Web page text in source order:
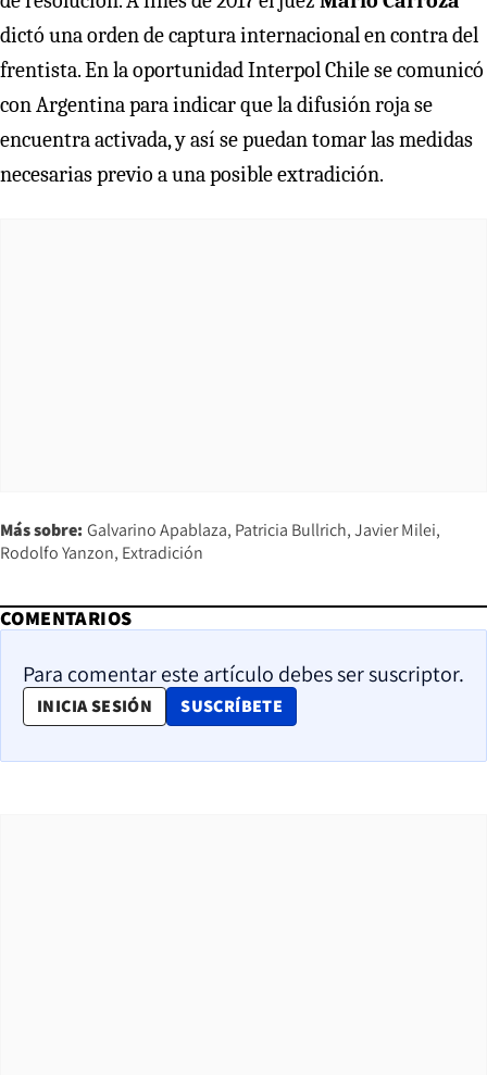
dictó una orden de captura internacional en contra del
frentista. En la oportunidad Interpol Chile se comunicó
con Argentina para indicar que la difusión roja se
encuentra activada, y así se puedan tomar las medidas
necesarias previo a una posible extradición.
Más sobre: Galvarino Apablaza Patricia Bullrich Javier Milei
Rodolfo Yanzon Extradición
COMENTARIOS
Para comentar este artículo debes ser suscriptor.
INICIA SESIÓN SUSCRÍBETE
OPENS IN NEW WINDOW